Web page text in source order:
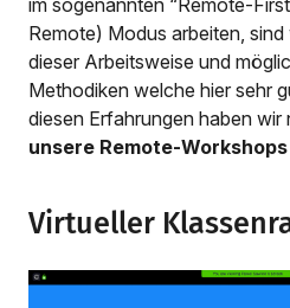
im sogenannten “Remote-
Remote) Modus arbeiten,
dieser Arbeitsweise und
Methodiken welche hier sehr
diesen Erfahrungen haben
unsere Remote-Workshops
Virtueller